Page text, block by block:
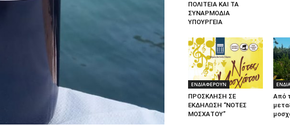
ΠΟΛΙΤΕΙΑ ΚΑΙ ΤΑ
ΣΥΝΑΡΜΟΔΙΑ
ΥΠΟΥΡΓΕΙΑ
ΕΝΔΙΑΦΕΡΟΥΝ
ΠΡΟΣΚΛΗΣΗ ΣΕ
ΕΚΔΗΛΩΣΗ “ΝΟΤΕΣ
ΜΟΣΧΑΤΟΥ”
Από